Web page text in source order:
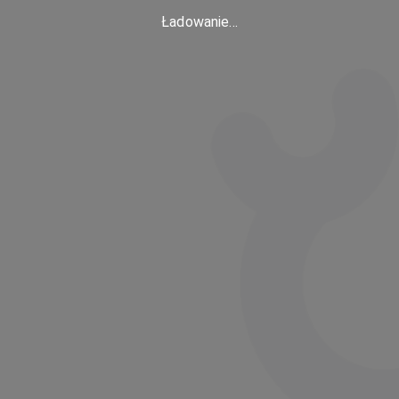
Ładowanie...